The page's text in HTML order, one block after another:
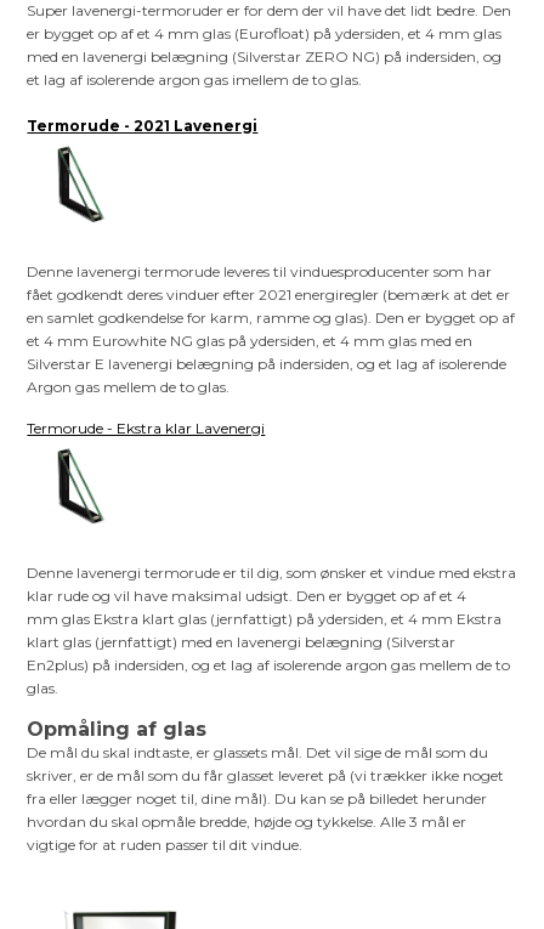
Super lavenergi-termoruder er for dem der vil have det lidt bedre. Den
er bygget op af et 4 mm glas (Eurofloat) på ydersiden, et 4 mm glas
med en lavenergi belægning (Silverstar ZERO NG) på indersiden, og
et lag af isolerende argon gas imellem de to glas.
Termorude - 2021 Lavenergi
Denne lavenergi termorude leveres til vinduesproducenter som har
fået godkendt deres vinduer efter 2021 energiregler (bemærk at det er
en samlet godkendelse for karm, ramme og glas). Den er bygget op af
et 4 mm Eurowhite NG glas på ydersiden, et 4 mm glas med en
Silverstar E lavenergi belægning på indersiden, og et lag af isolerende
Argon gas mellem de to glas.
Termorude - Ekstra klar Lavenergi
Denne lavenergi termorude er til dig, som ønsker et vindue med ekstra
klar rude og vil have maksimal udsigt. Den er bygget op af et 4
mm glas Ekstra klart glas (jernfattigt) på ydersiden, et 4 mm Ekstra
klart glas (jernfattigt) med en lavenergi belægning (Silverstar
En2plus) på indersiden, og et lag af isolerende argon gas mellem de to
glas.
Opmåling af glas
De mål du skal indtaste, er glassets mål. Det vil sige de mål som du
skriver, er de mål som du får glasset leveret på (vi trækker ikke noget
fra eller lægger noget til, dine mål). Du kan se på billedet herunder
hvordan du skal opmåle bredde, højde og tykkelse. Alle 3 mål er
vigtige for at ruden passer til dit vindue.